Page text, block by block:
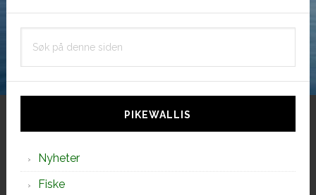
PIKEWALLIS
Nyheter
Fiske